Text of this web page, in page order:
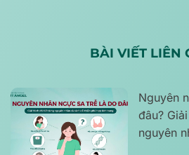
BÀI VIẾT LIÊN
Nguyên
đâu?
nguyên